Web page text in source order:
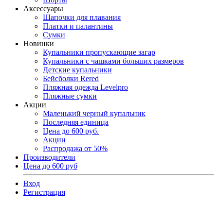
Аксессуары
Шапочки для плавания
Платки и палантины
Сумки
Новинки
Купальники пропускающие загар
Купальники с чашками больших размеров
Детские купальники
Бейсболки Rered
Пляжная одежда Levelpro
Пляжные сумки
Акции
Маленький черный купальник
Последняя единица
Цена до 600 руб.
Акции
Распродажа от 50%
Производители
Цена до 600 руб
Вход
Регистрация